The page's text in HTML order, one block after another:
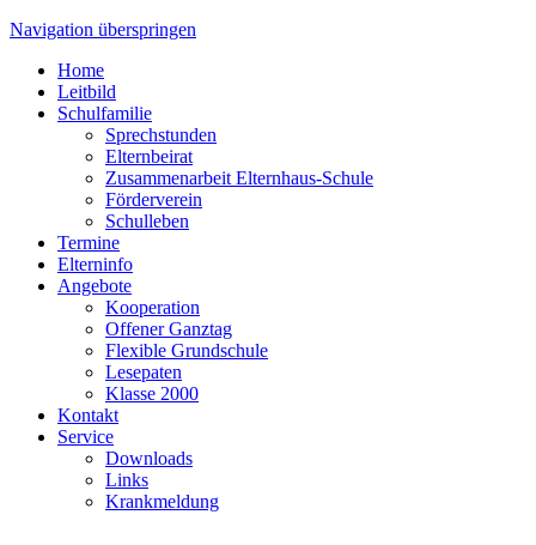
Navigation überspringen
Home
Leitbild
Schulfamilie
Sprechstunden
Elternbeirat
Zusammenarbeit Elternhaus-Schule
Förderverein
Schulleben
Termine
Elterninfo
Angebote
Kooperation
Offener Ganztag
Flexible Grundschule
Lesepaten
Klasse 2000
Kontakt
Service
Downloads
Links
Krankmeldung